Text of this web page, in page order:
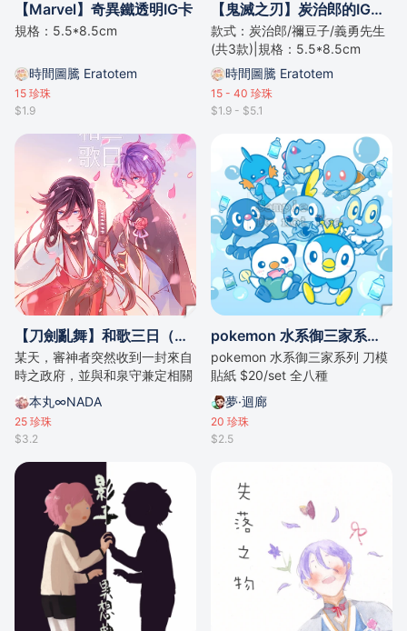
【Marvel】奇異鐵透明IG卡
規格：5.5*8.5cm
時間圖騰 Eratotem
15 珍珠
$1.9
【鬼滅之刃】炭治郎的IG透明卡片
款式：炭治郎/禰豆子/義勇先生
(共3款)|規格：5.5*8.5cm
時間圖騰 Eratotem
15 - 40 珍珠
$1.9 - $5.1
【刀劍亂舞】和歌三日（雙兼定）/by奈つき
某天，審神者突然收到一封來自
時之政府，並與和泉守兼定相關
的信件，信中的內容到底是…？
本丸∞NADA
25 珍珠
$3.2
pokemon 水系御三家系列 刀模貼紙
pokemon 水系御三家系列 刀模
貼紙 $20/set 全八種
夢·迴廊
20 珍珠
$2.5